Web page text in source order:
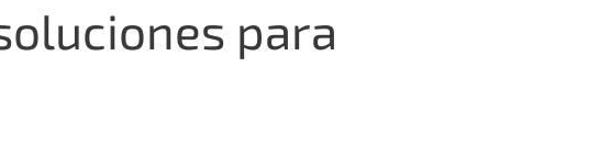
para